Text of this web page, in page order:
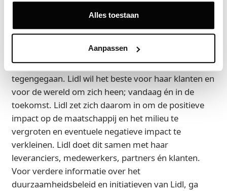
Alles toestaan
Aanpassen
bij Lidl automatisch voor een duurzamer product.
Als toekomstbestendige organisatie is
duurzaamheid onderdeel van de bedrijfsvoering: er
wordt duurzaam gebouwd, reststromen worden
hergebruikt en voedselverspilling wordt
tegengegaan. Lidl wil het beste voor haar klanten en
voor de wereld om zich heen; vandaag én in de
toekomst. Lidl zet zich daarom in om de positieve
impact op de maatschappij en het milieu te
vergroten en eventuele negatieve impact te
verkleinen. Lidl doet dit samen met haar
leveranciers, medewerkers, partners én klanten.
Voor verdere informatie over het
duurzaamheidsbeleid en initiatieven van Lidl, ga